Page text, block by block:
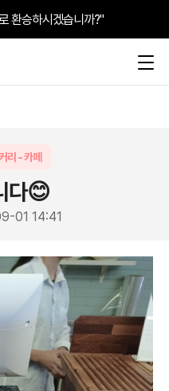
환승하시겠습니까?"
리 - 카페
다😊
01 14:41